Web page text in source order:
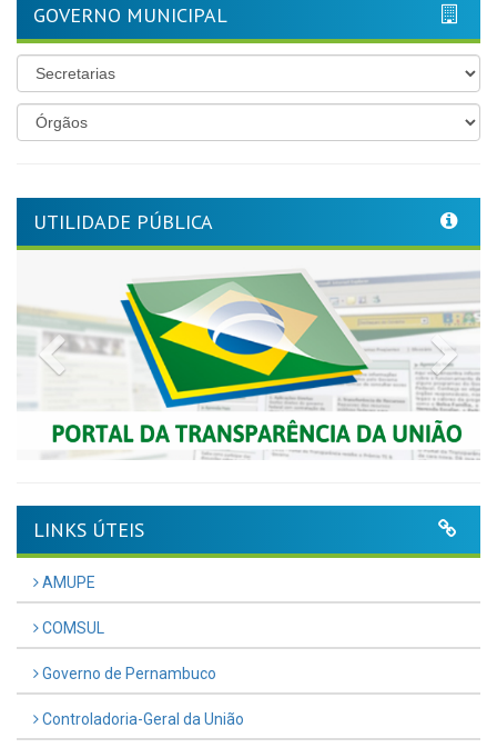
GOVERNO MUNICIPAL
UTILIDADE PÚBLICA
Previous
LINKS ÚTEIS
AMUPE
COMSUL
Governo de Pernambuco
Controladoria-Geral da União